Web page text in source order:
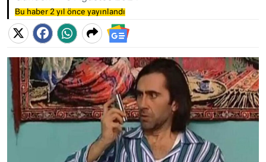
Bu haber 2 yıl önce yayınlandı